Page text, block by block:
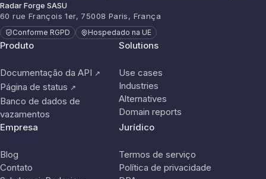
Radar Forge SASU
60 rue François 1er, 75008 Paris, França
Conforme RGPD Hospedado na UE
Produto
Documentação da API ↗
Página de status ↗
Banco de dados de
vazamentos
Solutions
Use cases
Industries
Alternatives
Domain reports
Empresa
Blog
Contato
Jurídico
Termos de serviço
Política de privacidade